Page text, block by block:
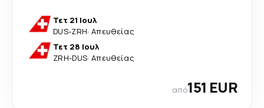
Τετ 21 Ιουλ
DUS-ZRH· Απευθείας
Τετ 28 Ιουλ
ZRH-DUS· Απευθείας
από151 EUR